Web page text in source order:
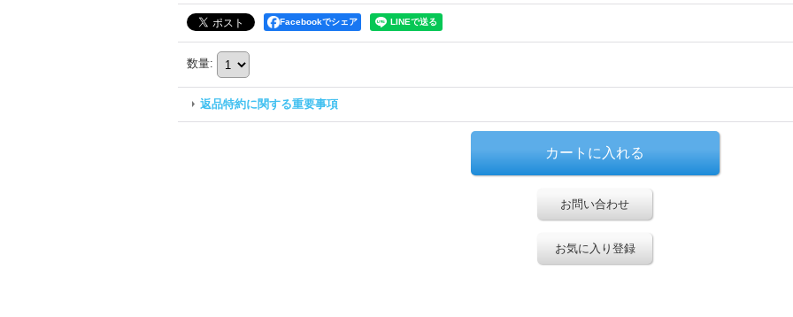
Facebookでシェア
数量:
返品特約に関する重要事項
お問い合わせ
お気に入り登録